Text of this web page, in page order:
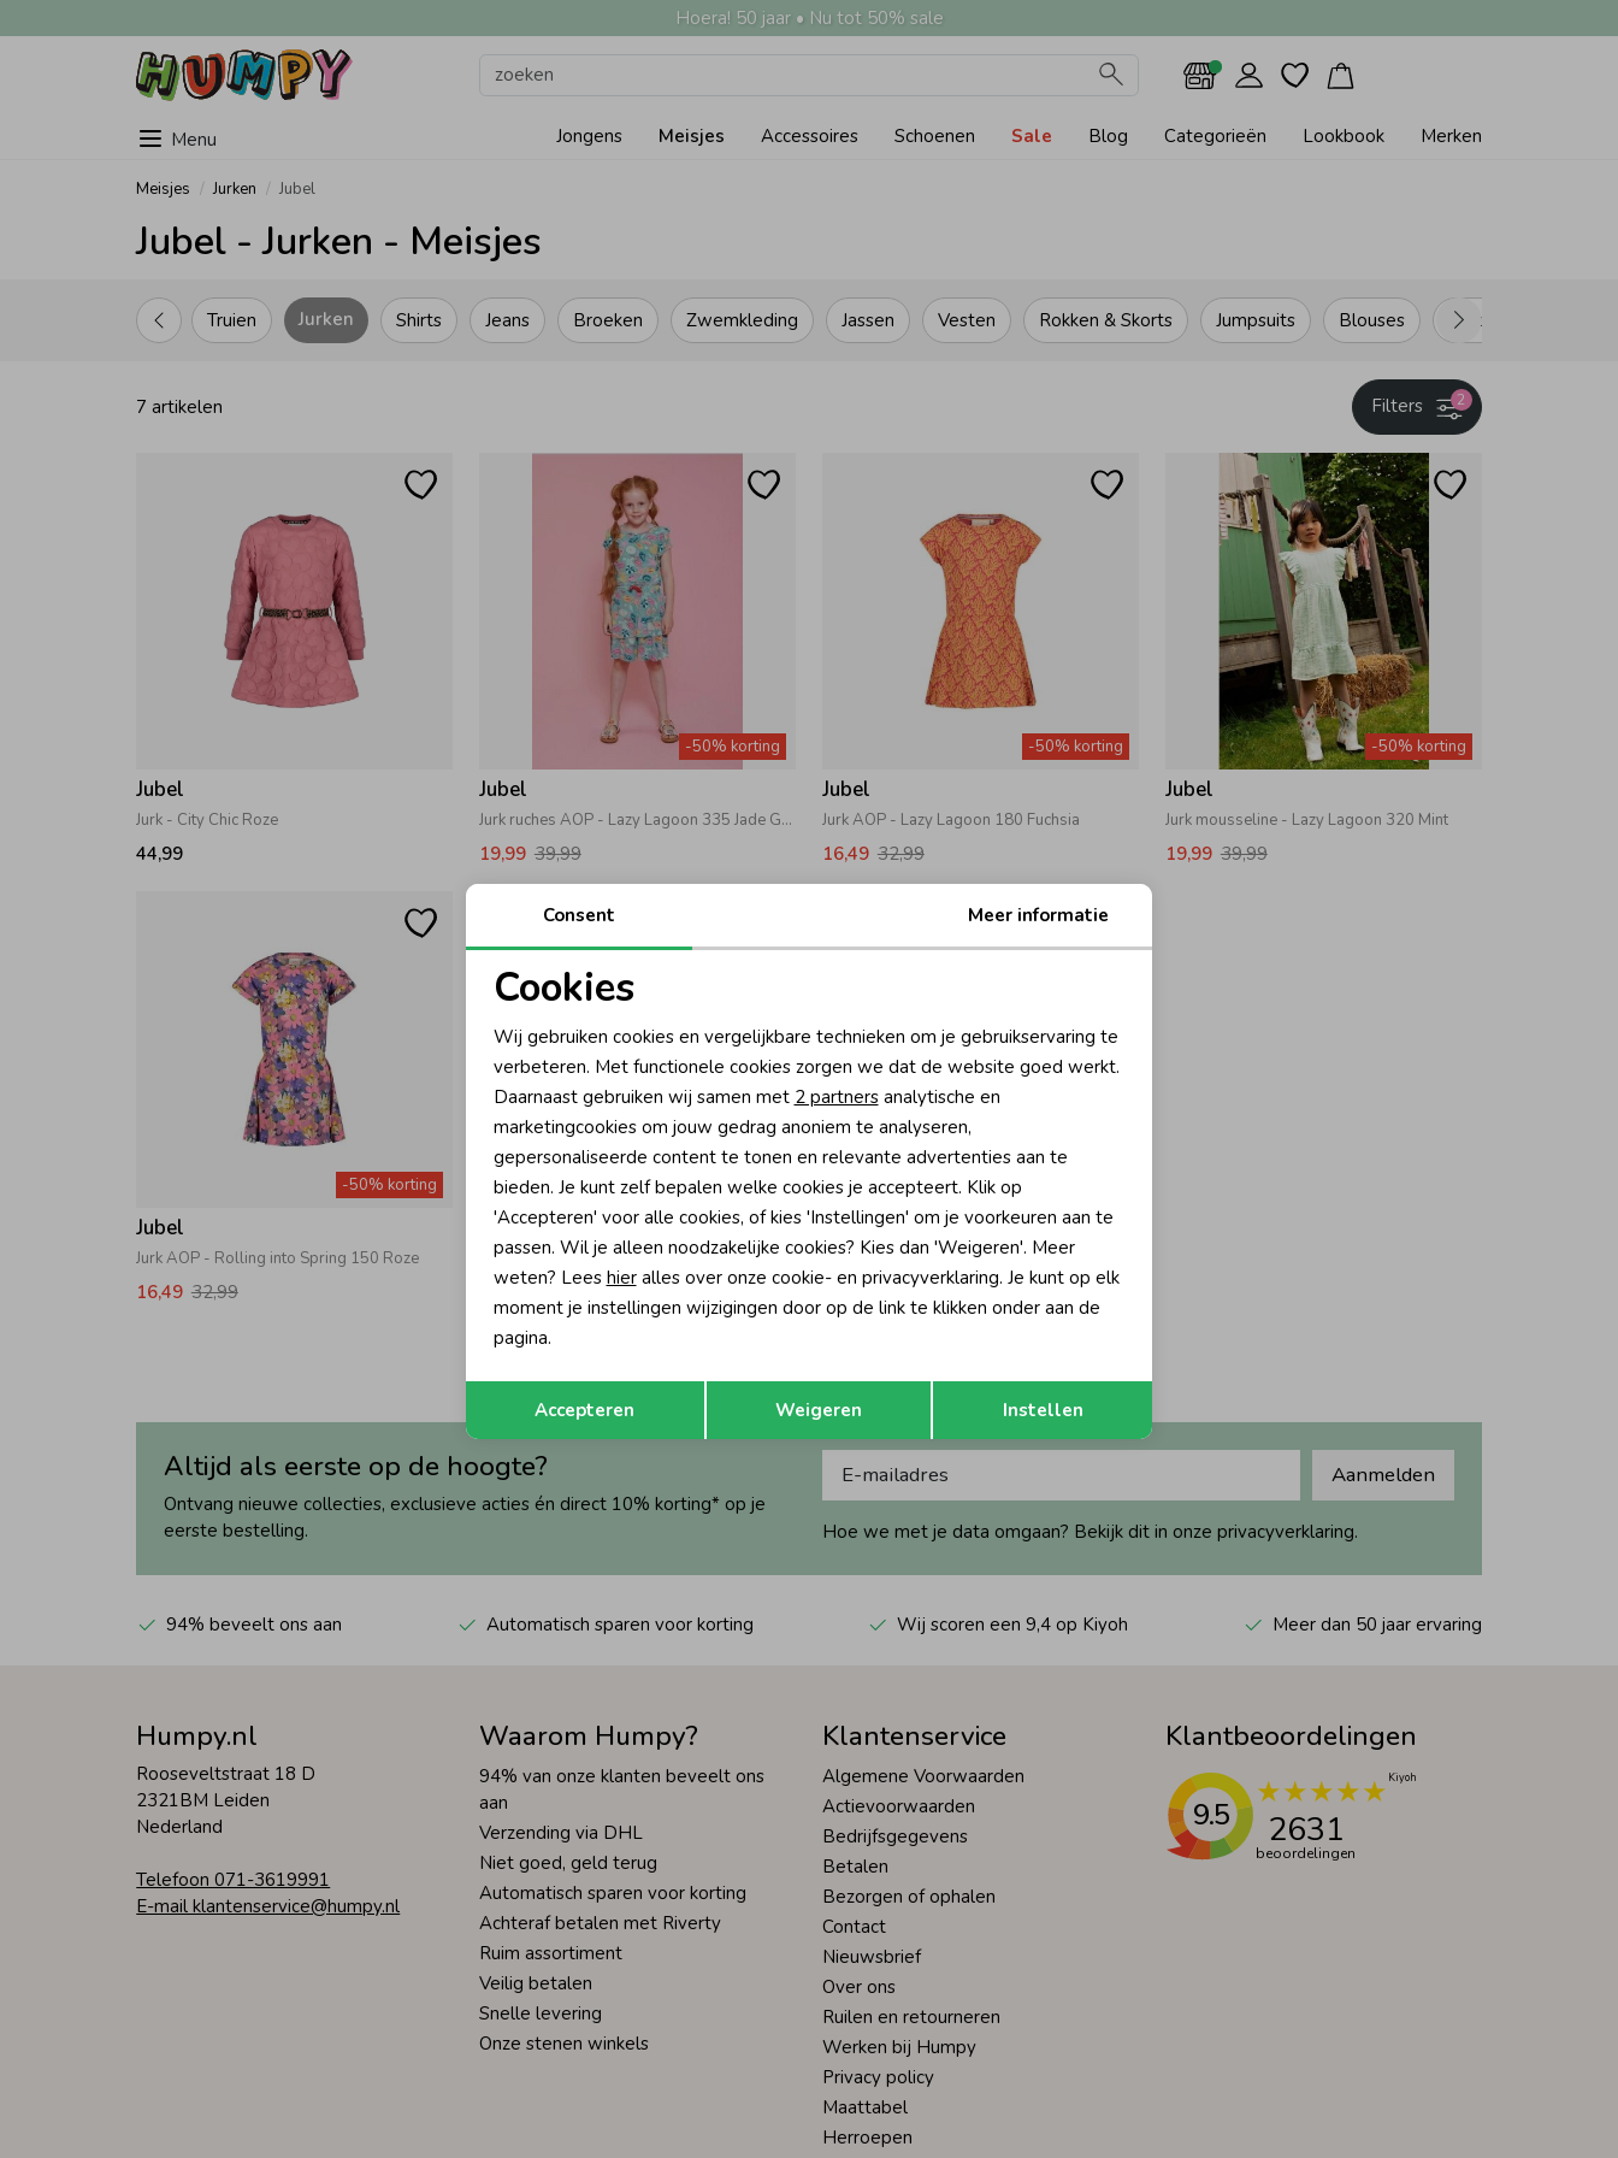
Hoera! 50 jaar • Nu tot 50% sale
Menu Jongens Meisjes Accessoires Schoenen Sale Blog Categorieën Lookbook Merken
Meisjes Jurken Jubel
Jubel - Jurken - Meisjes
Shirts
Truien Jeans Broeken Zwemkleding Jassen Vesten
Jurken Rokken & Skorts Jumpsuits Blouses Blazers & Gilets
7 artikelen 2
Filters
Jubel
Jurk - City Chic Roze
44,99
-50% korting
Jubel
Jurk ruches AOP - Lazy Lagoon 335 Jade Groen
19,99 39,99
-50% korting
Jubel
Jurk AOP - Lazy Lagoon 180 Fuchsia
16,49 32,99
-50% korting
Jubel
Jurk mousseline - Lazy Lagoon 320 Mint
19,99 39,99
-50% korting
Jubel
Jurk AOP - Rolling into Spring 150 Roze
16,49 32,99
-50% korting
Jubel
Jurk - Rolling into Spring 150 Roze
Jubel
Jurk AOP - Rolling into Spring 300 Groen
16,49 32,99
Altijd als eerste op de hoogte?
Ontvang nieuwe collecties, exclusieve acties én direct 10% korting* op je
eerste bestelling.
Aanmelden
Hoe we met je data omgaan? Bekijk dit in onze privacyverklaring.
94% beveelt ons aan Automatisch sparen voor korting Wij scoren een 9,4 op Kiyoh Meer dan 50 jaar ervaring
Humpy.nl
Rooseveltstraat 18 D
2321BM Leiden
Nederland
Telefoon 071-3619991
E-mail klantenservice@humpy.nl
Waarom Humpy?
94% van onze klanten beveelt ons
aan
Verzending via DHL
Niet goed, geld terug
Automatisch sparen voor korting
Achteraf betalen met Riverty
Ruim assortiment
Veilig betalen
Snelle levering
Onze stenen winkels
Klantenservice
Algemene Voorwaarden
Actievoorwaarden
Bedrijfsgegevens
Betalen
Bezorgen of ophalen
Contact
Nieuwsbrief
Over ons
Ruilen en retourneren
Werken bij Humpy
Privacy policy
Maattabel
Herroepen
Klantbeoordelingen
9.5 2631
beoordelingen
Noodzakelijke cookies
Analytische cookies Marketing cookies
Terug Opslaan
Consent Meer informatie
Cookies
Wij gebruiken cookies en vergelijkbare technieken om je gebruikservaring te
verbeteren. Met functionele cookies zorgen we dat de website goed werkt.
Daarnaast gebruiken wij samen met 2 partnersanalytische en
marketingcookies om jouw gedrag anoniem te analyseren,
gepersonaliseerde content te tonen en relevante advertenties aan te
bieden. Je kunt zelf bepalen welke cookies je accepteert. Klik op
'Accepteren' voor alle cookies, of kies 'Instellingen' om je voorkeuren aan te
passen. Wil je alleen noodzakelijke cookies? Kies dan 'Weigeren'. Meer
weten? Lees hieralles over onze cookie- en privacyverklaring. Je kunt op elk
moment je instellingen wijzigingen door op de link te klikken onder aan de
pagina.
Accepteren Weigeren Instellen